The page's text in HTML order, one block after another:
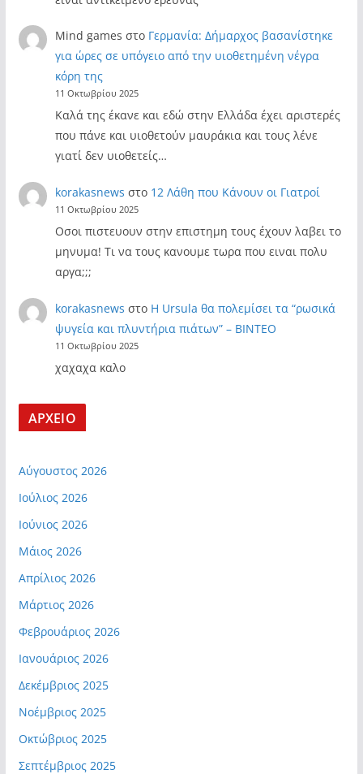
Mind games στο Γερμανία: Δήμαρχος βασανίστηκε
για ώρες σε υπόγειο από την υιοθετημένη νέγρα
κόρη της
11 Οκτωβρίου 2025
Καλά της έκανε και εδώ στην Ελλάδα έχει αριστερές
που πάνε και υιοθετούν μαυράκια και τους λένε
γιατί δεν υιοθετείς…
korakasnews στο 12 Λάθη που Κάνουν οι Γιατροί
11 Οκτωβρίου 2025
Οσοι πιστευουν στην επιστημη τους έχουν λαβει το
μηνυμα! Τι να τους κανουμε τωρα που ειναι πολυ
αργα;;;
korakasnews στο Η Ursula θα πολεμίσει τα “ρωσικά
ψυγεία και πλυντήρια πιάτων” – ΒΙΝΤΕΟ
11 Οκτωβρίου 2025
χαχαχα καλο
ΑΡΧΕΙΟ
Αύγουστος 2026
Ιούλιος 2026
Ιούνιος 2026
Μάιος 2026
Απρίλιος 2026
Μάρτιος 2026
Φεβρουάριος 2026
Ιανουάριος 2026
Δεκέμβριος 2025
Νοέμβριος 2025
Οκτώβριος 2025
Σεπτέμβριος 2025